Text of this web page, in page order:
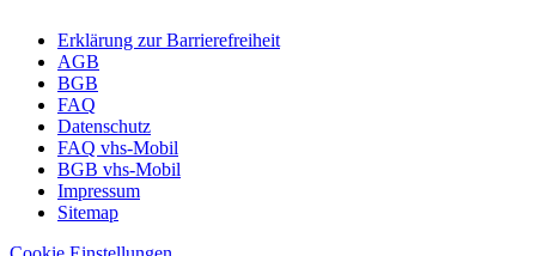
Erklärung zur Barrierefreiheit
AGB
BGB
FAQ
Datenschutz
FAQ vhs-Mobil
BGB vhs-Mobil
Impressum
Sitemap